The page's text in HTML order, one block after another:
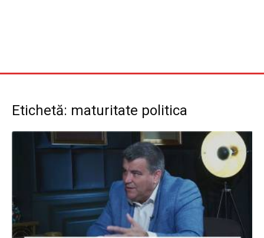
Etichetă: maturitate politica